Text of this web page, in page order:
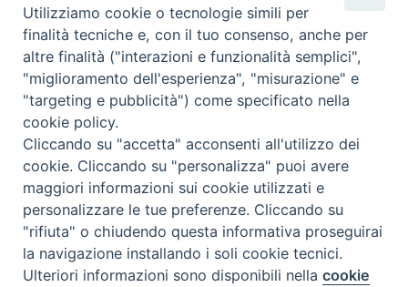
Scrivici
Copyright © 2019 - Tutti i diritti riservati - Vita
Trentina Editrice
Privacy Policy
Torna
Preferenze Cookie
Utilizziamo cookie o tecnologie simili per
finalità tecniche e, con il tuo consenso, anche per
altre finalità ("interazioni e funzionalità semplici",
"miglioramento dell'esperienza", "misurazione" e
"targeting e pubblicità") come specificato nella
cookie policy.
Cliccando su "accetta" acconsenti all'utilizzo dei
cookie. Cliccando su "personalizza" puoi avere
maggiori informazioni sui cookie utilizzati e
personalizzare le tue preferenze. Cliccando su
"rifiuta" o chiudendo questa informativa proseguirai
la navigazione installando i soli cookie tecnici.
Ulteriori informazioni sono disponibili nellacookie